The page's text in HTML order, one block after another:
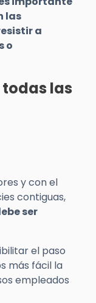
las
a
o
las
y con el
contiguas,
ser
el paso
más fácil la
empleados